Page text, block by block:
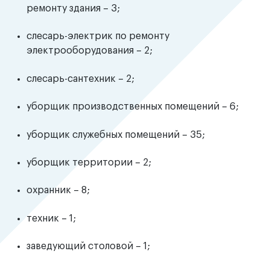
ремонту здания – 3;
слесарь-электрик по ремонту
электрооборудования – 2;
слесарь-сантехник – 2;
уборщик производственных помещений – 6;
уборщик служебных помещений – 35;
уборщик территории – 2;
охранник – 8;
техник – 1;
заведующий столовой – 1;